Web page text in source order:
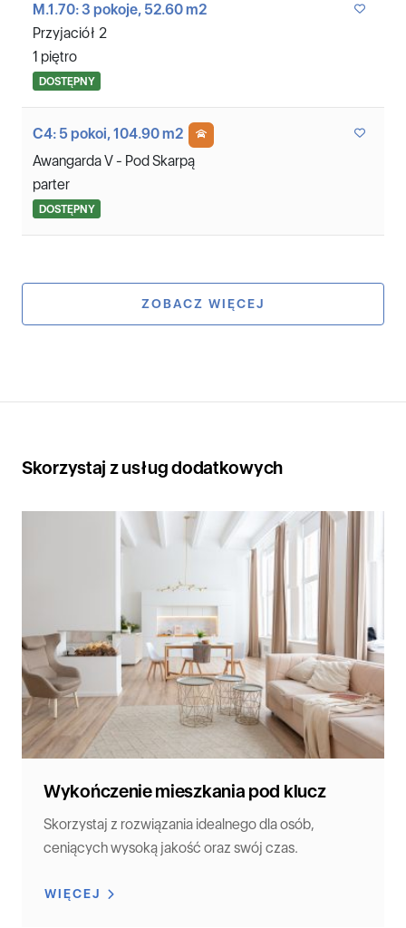
M.1.70: 3 pokoje, 52.60 m2
Przyjaciół 2
1 piętro
DOSTĘPNY
C4: 5 pokoi, 104.90 m2
Awangarda V - Pod Skarpą
parter
DOSTĘPNY
ZOBACZ WIĘCEJ
Skorzystaj z usług dodatkowych
Wykończenie mieszkania pod klucz
Skorzystaj z rozwiązania idealnego dla osób,
ceniących wysoką jakość oraz swój czas.
WIĘCEJ